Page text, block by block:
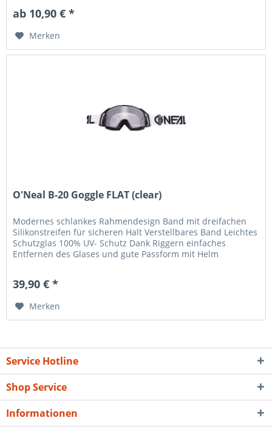
ab 10,90 € *
Merken
O'Neal B-20 Goggle FLAT (clear)
Modernes schlankes Rahmendesign Band mit dreifachen
Silikonstreifen für sicheren Halt Verstellbares Band Leichtes
Schutzglas 100% UV- Schutz Dank Riggern einfaches
Entfernen des Glases und gute Passform mit Helm
39,90 € *
Merken
Service Hotline
Shop Service
Informationen